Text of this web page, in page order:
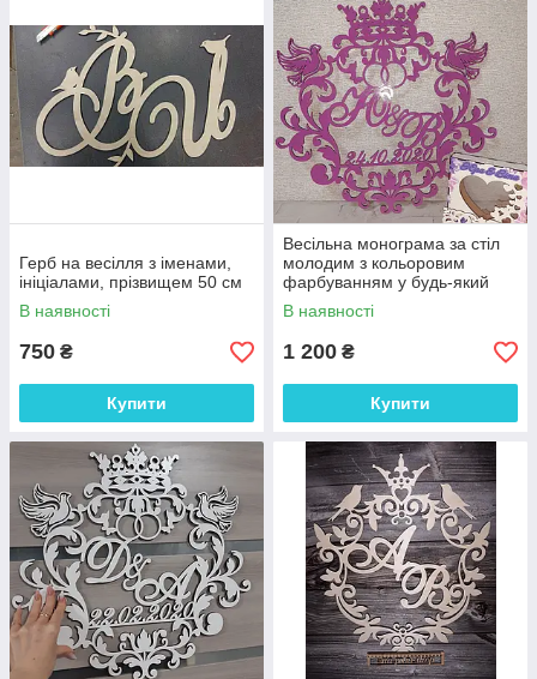
Герб на весілля з іменами,
ініціалами, прізвищем 50 см
В наявності
750 ₴
Купити
Весільна монограма за стіл
молодим з кольоровим
фарбуванням у будь-який
колір 55 см
В наявності
1 200 ₴
Купити